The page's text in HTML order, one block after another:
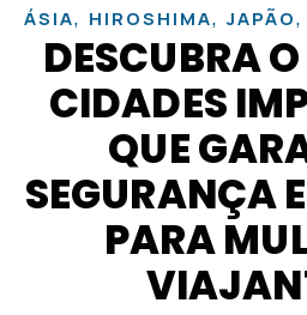
ÁSIA, HIROSHIMA,JAPÃO,
DESCUBRA
CIDADES
QUE
SEGURANÇA
PARA